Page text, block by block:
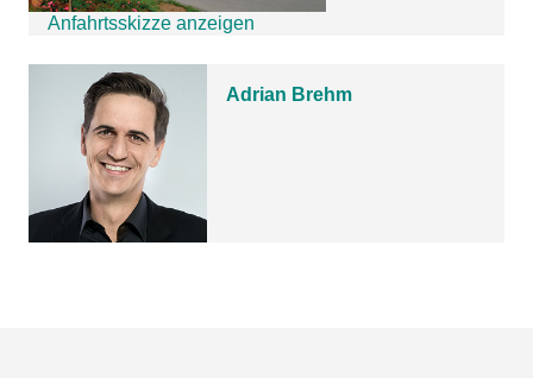
Anfahrtsskizze anzeigen
Adrian Brehm